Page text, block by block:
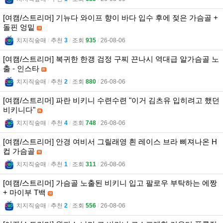
[여캠/스트리머] 기뉴다 와이프 향이 바다 입수 후에 젖은 가슴골 +
돌핀 엉밑
치지직숲매 l 추천 3 l 조회 935 l 26-08-06
[여캠/스트리머] 복귀한 한갱 검정 구찌 끈나시 역대급 알가슴골 노
출 - 인스타
치지직숲매 l 추천 2 l 조회 880 l 26-08-06
[여캠/스트리머] 파란 비키니 수련수련 "이거 김츠유 입히려고 했던
비키니다"
치지직숲매 l 추천 4 l 조회 748 l 26-08-06
[여캠/스트리머] 안경 여비서 그릴래영 흰 레이스 브라 삐져나온 H
컵 가슴골
치지직숲매 l 추천 1 l 조회 311 l 26-08-06
[여캠/스트리머] 가슴골 노출된 비키니 입고 팔로우 부탁하는 에짱
+ 마이부 T백
치지직숲매 l 추천 2 l 조회 556 l 26-08-06